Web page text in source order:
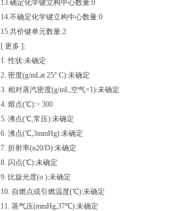
13.确定化学键立构中心数量:0
14.不确定化学键立构中心数量:0
15.共价键单元数量:2
[ 更多 ]:
1. 性状:未确定
2. 密度(g/mLat 25° C):未确定
3. 相对蒸汽密度(g/mL,空气=1):未确定
4. 熔点(℃):> 300
5. 沸点(℃,常压):未确定
6. 沸点(℃,3mmHg):未确定
7. 折射率(n20/D):未确定
8. 闪点(℃):未确定
9. 比旋光度(o ):未确定
10. 自燃点或引燃温度(℃):未确定
11. 蒸气压(mmHg,37℃):未确定